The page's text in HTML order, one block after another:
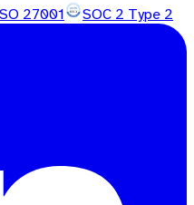
27001 SOC 2 Type 2